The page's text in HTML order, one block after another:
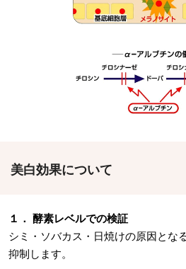
美白効果について
１． 酵素レベルでの検証
シミ・ソバカス・日焼けの原因とな
抑制します。